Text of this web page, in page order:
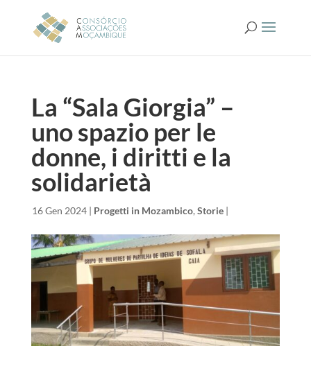
La “Sala Giorgia” –
uno spazio per le
donne, i diritti e la
solidarietà
16 Gen 2024| Progetti in Mozambico, Storie|